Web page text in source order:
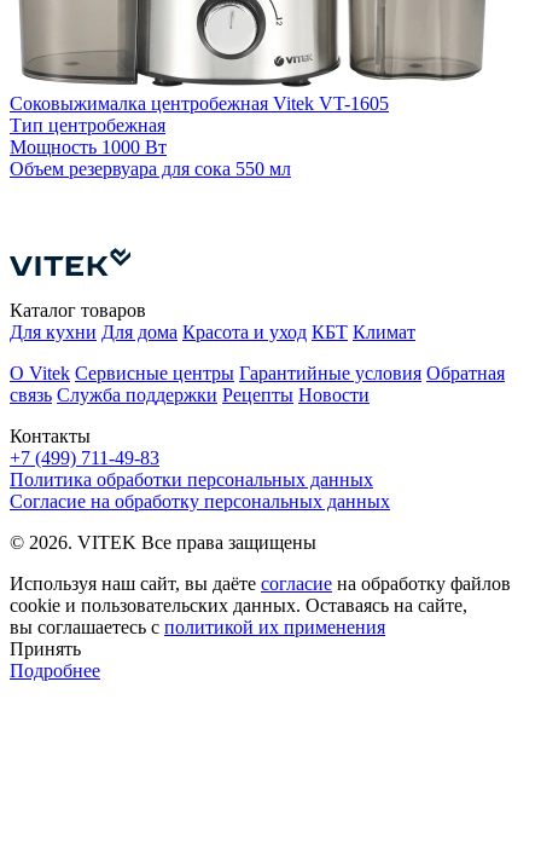
Соковыжималка центробежная Vitek VT-1605
Тип центробежная
Мощность 1000 Вт
Объем резервуара для сока 550 мл
Контакты
+7 (499) 711-49-83
Каталог товаров
Для кухни Для дома Красота и уход КБТ Климат
О Vitek Сервисные центры Гарантийные условия Обратная
связь Служба поддержки Рецепты Новости
Политика обработки персональных данных
Согласие на обработку персональных данных
© 2026. VITEK Все права защищены
Используя наш сайт, вы даёте согласие на обработку файлов
cookie и пользовательских данных. Оставаясь на сайте,
вы соглашаетесь с политикой их применения
Принять
Подробнее